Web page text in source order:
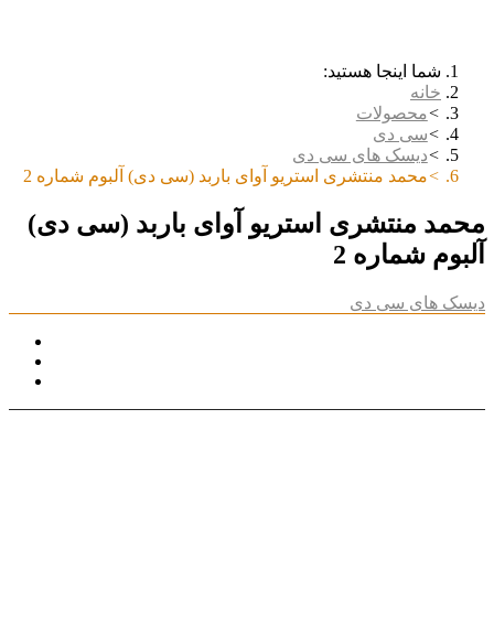
شما اینجا هستید:
خانه
محصولات
سی دی
دیسک های سی دی
محمد منتشری استریو آوای باربد (سی دی) آلبوم شماره 2
محمد منتشری استریو آوای باربد (سی دی)
آلبوم شماره 2
دیسک های سی دی